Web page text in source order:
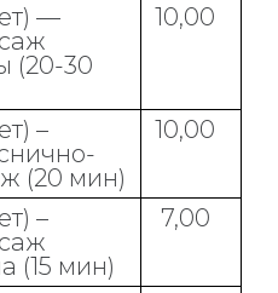
—
(20-30
10,00
–
(20 мин)
10,00
–
(15 мин)
7,00